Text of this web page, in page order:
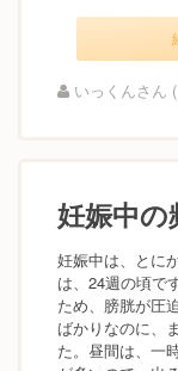
いっくんさん
妊娠中の
妊娠中は、とに
は、24週の頃で
ため、膀胱が圧
ばかりなのに、
た。昼間は、一